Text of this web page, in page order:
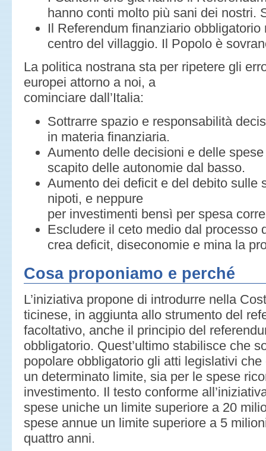
hanno conti molto più sani dei nostri.
Il Referendum finanziario
centro del villaggio. Il Popolo è
La politica nostrana sta per ripetere gli
europei attorno a noi, a
cominciare dall’Italia:
Sottrarre spazio e responsabilità
in materia finanziaria.
Aumento delle decisioni e delle
scapito delle autonomie dal basso.
Aumento dei deficit e del debito sulle
nipoti, e neppure
per investimenti bensì per spesa
Escludere il ceto medio dal processo
crea deficit, diseconomie e mina la
Cosa proponiamo e perché
L’iniziativa propone di introdurre nella
ticinese, in aggiunta allo strumento del
facoltativo, anche il principio del
obbligatorio. Quest’ultimo stabilisce che
popolare obbligatorio gli atti legislativi
un determinato limite, sia per le spese
investimento. Il testo conforme
spese uniche un limite superiore a 20
spese annue un limite superiore a 5
quattro anni.